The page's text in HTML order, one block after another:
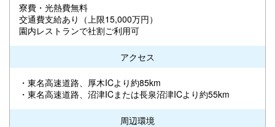
寮費・光熱費無料
交通費支給あり（上限15,000万円）
園内レストランで社割ご利用可
アクセス
・東名高速道路、厚木ICより約85km
・東名高速道路、沼津ICまたは長泉沼津ICより約55km
周辺環境